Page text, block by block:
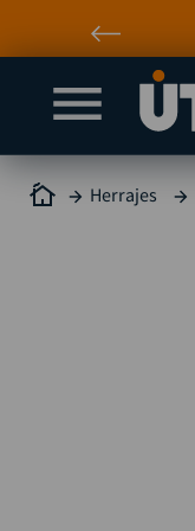
Herrajes